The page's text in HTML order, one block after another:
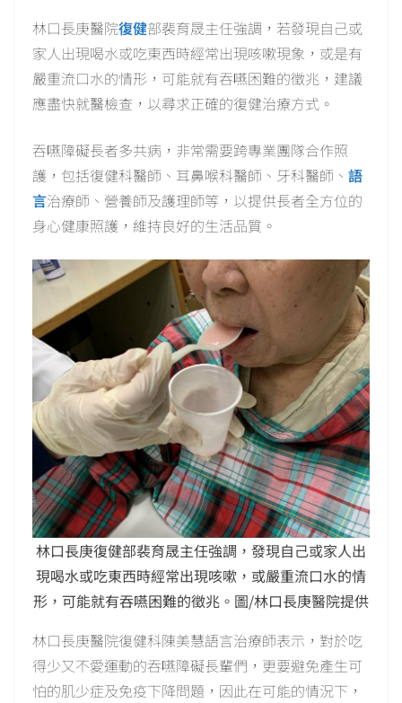
林口長庚醫院復健部裴育晟主任強調，若發現自己或
家人出現喝水或吃東西時經常出現咳嗽現象，或是有
嚴重流口水的情形，可能就有吞嚥困難的徵兆，建議
應盡快就醫檢查，以尋求正確的復健治療方式。
吞嚥障礙長者多共病，非常需要跨專業團隊合作照
護，包括復健科醫師、耳鼻喉科醫師、牙科醫師、 語
言治療師、營養師及護理師等，以提供長者全方位的
身心健康照護，維持良好的生活品質。
林口長庚復健部裴育晟主任強調，發現自己或家人出
現喝水或吃東西時經常出現咳嗽，或嚴重流口水的情
形，可能就有吞嚥困難的徵兆。圖/林口長庚醫院提供
林口長庚醫院復健科陳美慧語言治療師表示，對於吃
得少又不愛運動的吞嚥障礙長輩們，更要避免產生可
怕的肌少症及免疫下降問題，因此在可能的情況下，